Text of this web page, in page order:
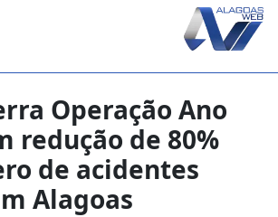
Operação Ano
redução de 80%
de acidentes
Alagoas